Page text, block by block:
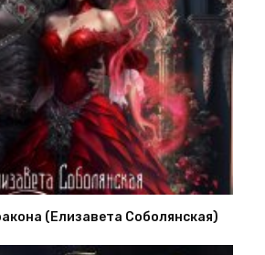
(Елизавета Соболянская)